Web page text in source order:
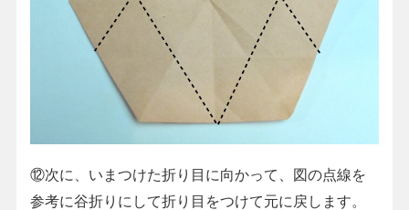
⑫次に、いまつけた折り目に向かって、図の点線を
参考に谷折りにして折り目をつけて元に戻します。